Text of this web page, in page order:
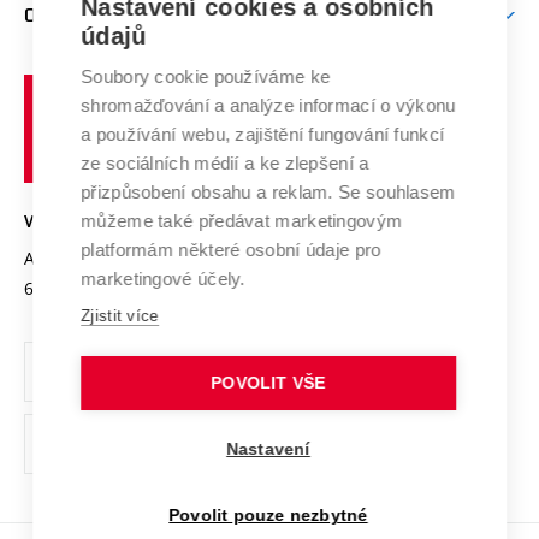
E-přihláška
Doktorské studium
Podpora podnikání
Mezinárodní vědecká rada
Systém zajišťování kvality výzkumu
Výzkumné infrastruktury
Transfer znalostí
Open Science
Projekty
Projekty ze strukturálních fondů
Specifický výzkum
Zahraniční spolupráce
Spolupráce se školami
Mezinárodní dohody
Univerzitní sítě
O UNIVERZITĚ
Profil univerzity
Udržitelná univerzita
Podnikavá univerzita / ContriBUTe
Bezpečná univerzita
Vyznamenání
Organizační struktura
Ochrana osobních údajů
odkaz)
učení
technické
Brně
VYSOKÉ UČENÍ TECHNICKÉ V BRNĚ
Antonínská 548/1
602 00 Brno
www.vut.cz
vut@vutbr.cz
Nastavení cookies a osobních
údajů
Soubory cookie používáme ke
shromažďování a analýze informací o výkonu
a používání webu, zajištění fungování funkcí
ze sociálních médií a ke zlepšení a
přizpůsobení obsahu a reklam. Se souhlasem
můžeme také předávat marketingovým
platformám některé osobní údaje pro
marketingové účely.
Zjistit více
POVOLIT VŠE
Nastavení
Povolit pouze nezbytné